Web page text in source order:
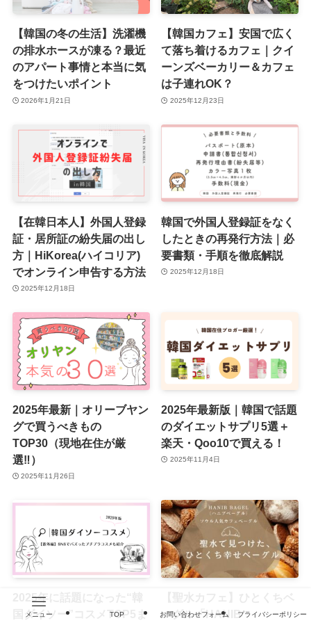
【韓国の冬の生活】洗濯機
の排水ホースが凍る？最近
のアパート事情と本当に気
をつけたいポイント
2026年1月21日
【韓国カフェ】安国で広く
て落ち着けるカフェ｜クイ
ーンズベーカリー＆カフェ
は子連れOK？
2025年12月23日
【在韓日本人】外国人登録
証・居所証の紛失届の出し
方｜HiKorea(ハイコリア)
でオンライン申告する方法
2025年12月18日
韓国で外国人登録証をなく
したときの再発行方法｜必
要書類・手順を徹底解説
2025年12月18日
2025年最新｜オリーブヤン
グで買うべきもの
TOP30（現地在住が厳
選‼）
2025年11月26日
2025年最新版｜韓国で話題
のダイエットサプリ5選＋
楽天・Qoo10で買える！
2025年11月4日
2025年に話題になった“韓
国ダイソー”コスメTOP5ま
ーグル「HANIB
メニュー TOP お問い合わせフォーム プライバシーポリシー